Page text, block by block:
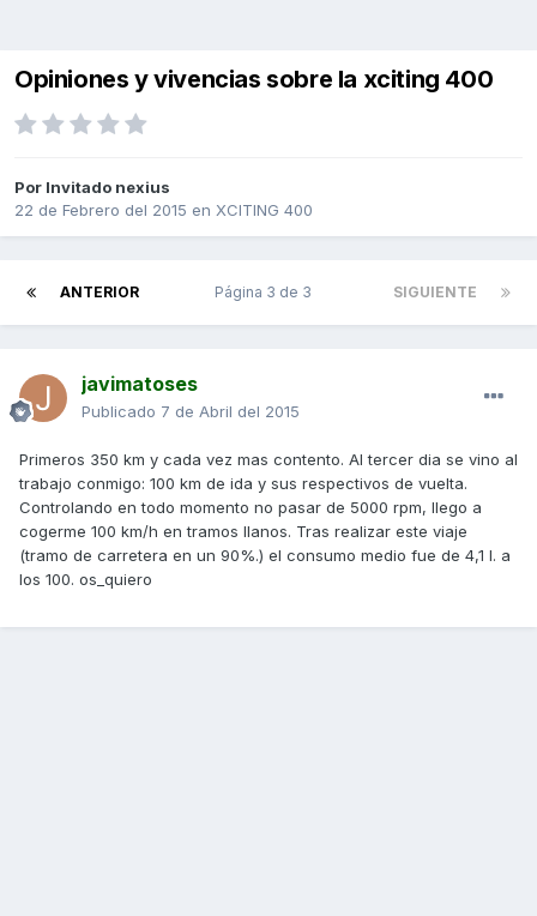
Opiniones y vivencias sobre la xciting 400
Por Invitado nexius
22 de Febrero del 2015 en XCITING 400
ANTERIOR SIGUIENTE
Página 3 de 3
javimatoses
Publicado 7 de Abril del 2015
Primeros 350 km y cada vez mas contento. Al tercer dia se vino al
trabajo conmigo: 100 km de ida y sus respectivos de vuelta.
Controlando en todo momento no pasar de 5000 rpm, llego a
cogerme 100 km/h en tramos llanos. Tras realizar este viaje
(tramo de carretera en un 90%.) el consumo medio fue de 4,1 l. a
los 100. os_quiero